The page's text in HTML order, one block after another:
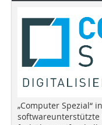
„Computer Spezial“